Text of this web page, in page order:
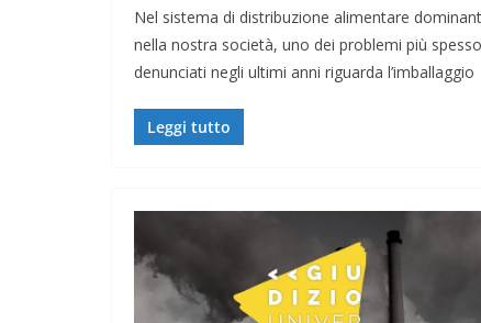
Nel sistema di distribuzione alimentare
nella nostra società, uno dei problemi più spesso
denunciati negli ultimi anni riguarda l’imballaggio
Leggi tutto